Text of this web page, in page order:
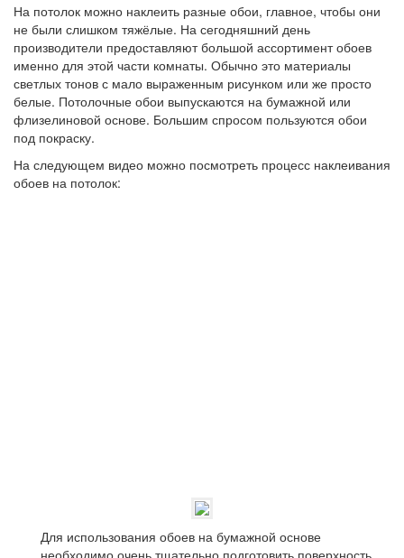
На потолок можно наклеить разные обои, главное, чтобы они
не были слишком тяжёлые. На сегодняшний день
производители предоставляют большой ассортимент обоев
именно для этой части комнаты. Обычно это материалы
светлых тонов с мало выраженным рисунком или же просто
белые. Потолочные обои выпускаются на бумажной или
флизелиновой основе. Большим спросом пользуются обои
под покраску.
На следующем видео можно посмотреть процесс наклеивания
обоев на потолок:
Для использования обоев на бумажной основе